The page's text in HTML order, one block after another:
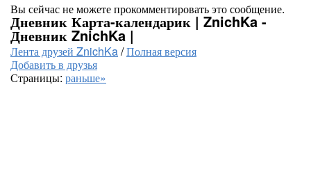
Вы сейчас не можете прокомментировать это сообщение.
Дневник Карта-календарик | ZnichKa -
Дневник ZnichKa |
Лента друзей ZnichKa/Полная версия
Добавить в друзья
Страницы: раньше»